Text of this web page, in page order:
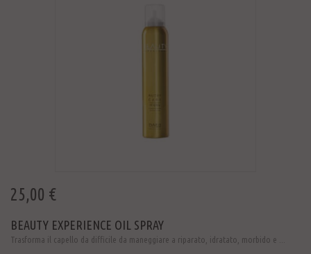
25,00 €
BEAUTY EXPERIENCE OIL SPRAY
Trasforma il capello da difficile da maneggiare a riparato, idratato, morbido e ...